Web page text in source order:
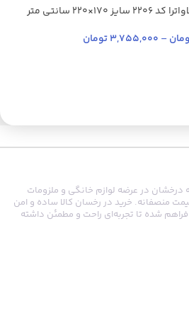
سدرینارنجی
سانتی‌ متر
–
3,755,000تومان
درخشان در عرضه لوازم خانگی و ملزومات
منصفانه. خرید در رخسان کالا ساده و امن
شده تا تجربه‌ای راحت و مطمئن داشته